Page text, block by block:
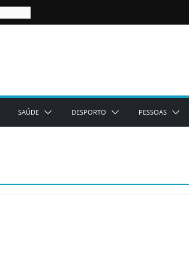
SAÚDE DESPORTO PESSOAS